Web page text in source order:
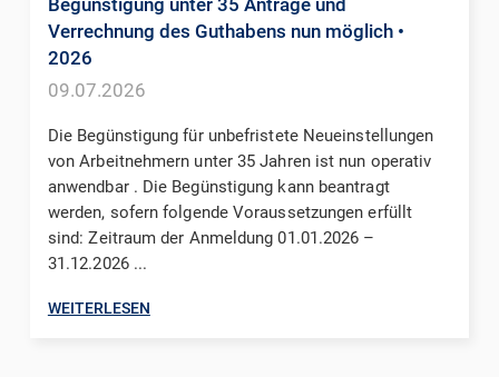
Verrechnung des Guthabens nun möglich •
2026
09.07.2026
Die Begünstigung für unbefristete Neueinstellungen
von Arbeitnehmern unter 35 Jahren ist nun operativ
anwendbar . Die Begünstigung kann beantragt
werden, sofern folgende Voraussetzungen erfüllt
sind: Zeitraum der Anmeldung 01.01.2026 –
31.12.2026 ...
WEITERLESEN